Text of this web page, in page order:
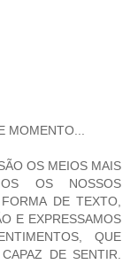
MOMENTO...
OS MEIOS MAIS
OS NOSSOS
DE TEXTO,
E EXPRESSAMOS
QUE
DE SENTIR.